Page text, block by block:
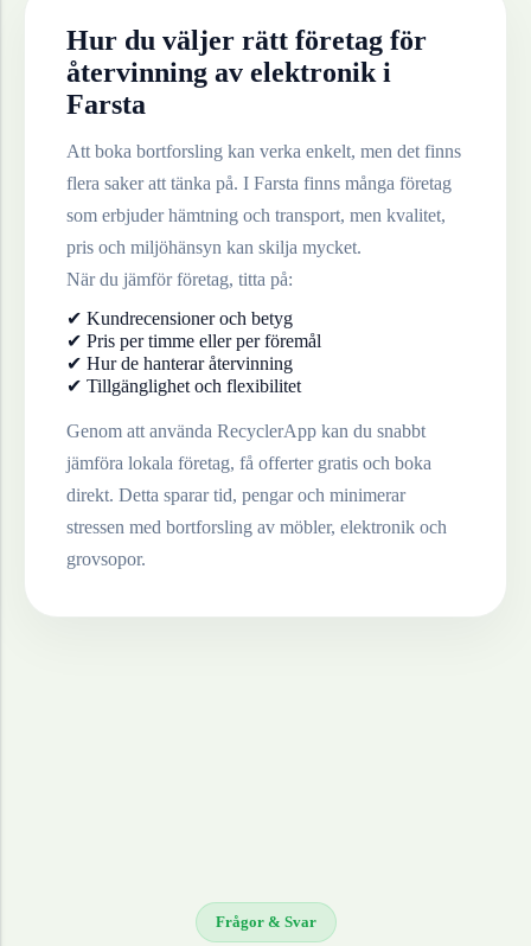
Hur du väljer rätt företag för
återvinning av elektroniki
Farsta
Att boka bortforsling kan verka enkelt, men det finns
flera saker att tänka på. I Farsta finns många företag
som erbjuder hämtning och transport, men kvalitet,
pris och miljöhänsyn kan skilja mycket.
När du jämför företag, titta på:
✔ Kundrecensioner och betyg
✔ Pris per timme eller per föremål
✔ Hur de hanterar återvinning
✔ Tillgänglighet och flexibilitet
Genom att använda RecyclerApp kan du snabbt
jämföra lokala företag, få offerter gratis och boka
direkt. Detta sparar tid, pengar och minimerar
stressen med bortforsling av möbler, elektronik och
grovsopor.
Frågor & Svar